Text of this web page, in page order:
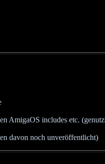
AmigaOS includes etc.
davon noch unveröffentlicht)